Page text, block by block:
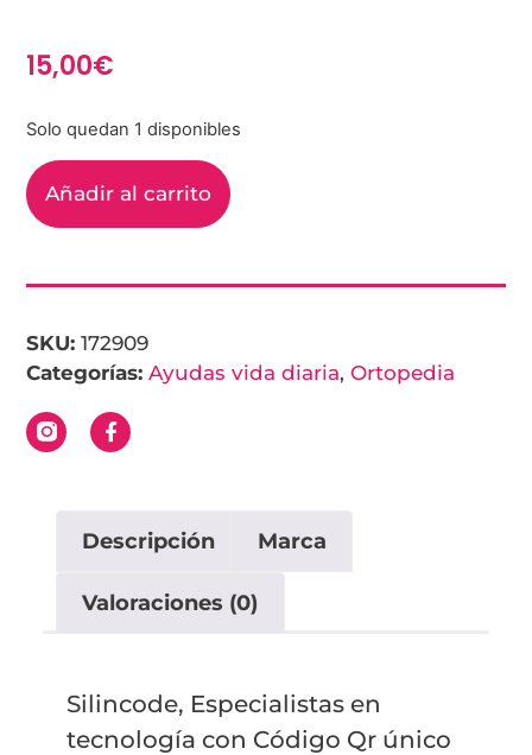
15,00€
Solo quedan 1 disponibles
Añadir al carrito
SKU:172909
Categorías: Ayudas vida diaria,Ortopedia
Descripción Marca
Valoraciones (0)
Silincode, Especialistas en
tecnología con Código Qr único